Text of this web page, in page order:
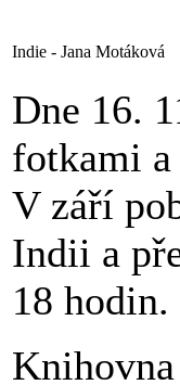
Indie - Jana Motáková
Dne 16.
fotkami
V září
Indii a
18 hodin.